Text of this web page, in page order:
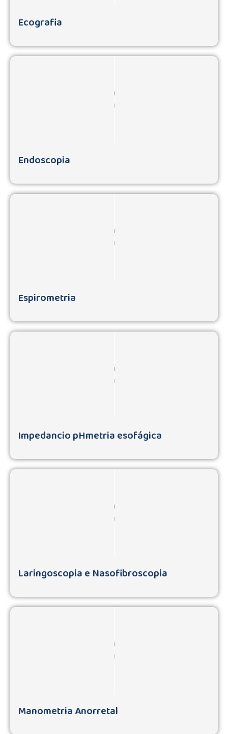
Ecografia
Endoscopia
Espirometria
Impedancio pHmetria esofágica
Laringoscopia e Nasofibroscopia
Manometria Anorretal